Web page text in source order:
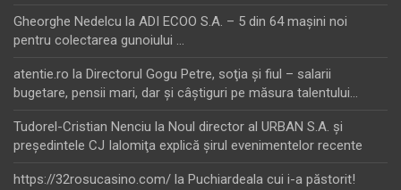
Gheorghe Nedelcu la ADI ECOO S.A. – 5 din 64 maşini noi
pentru colectarea gunoiului …
atentie.ro la Directorul Gogu Petre, soţia şi fiul – salarii
bugetare, pensii mari, dar şi câştiguri pe măsura talentului…
Tudorel-Cristian Nenciu la Noul director al URBAN S.A. şi
preşedintele CJ Ialomiţa explică şirul evenimentelor recente
https://32rosucasino.com/ la Puchiardeala cui i-a păstorit!